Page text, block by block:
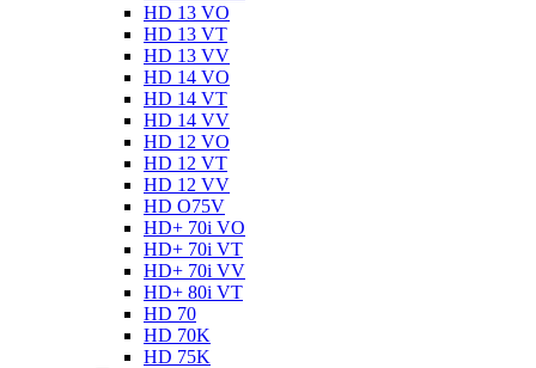
HD 13 VO
HD 13 VT
HD 13 VV
HD 14 VO
HD 14 VT
HD 14 VV
HD 12 VO
HD 12 VT
HD 12 VV
HD O75V
HD+ 70i VO
HD+ 70i VT
HD+ 70i VV
HD+ 80i VT
HD 70
HD 70K
HD 75K